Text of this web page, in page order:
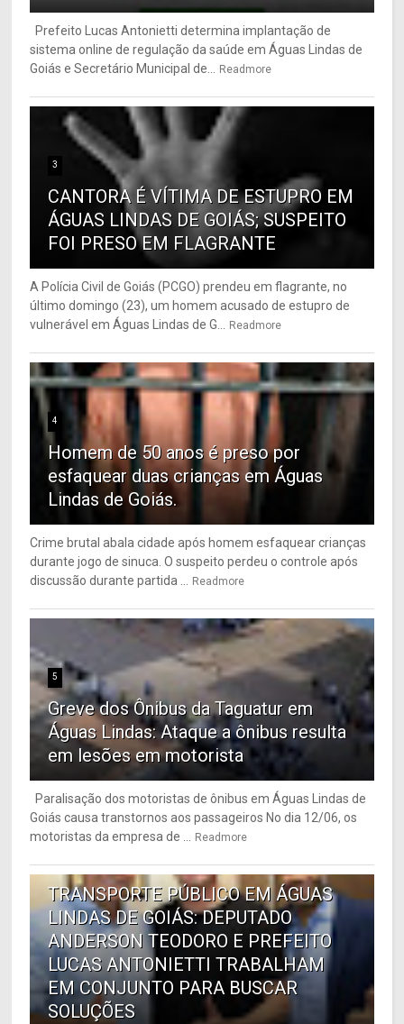
Prefeito Lucas Antonietti determina implantação de
sistema online de regulação da saúde em Águas Lindas de
Goiás e Secretário Municipal de... Readmore
3
CANTORA É VÍTIMA DE ESTUPRO EM
ÁGUAS LINDAS DE GOIÁS; SUSPEITO
FOI PRESO EM FLAGRANTE
A Polícia Civil de Goiás (PCGO) prendeu em flagrante, no
último domingo (23), um homem acusado de estupro de
vulnerável em Águas Lindas de G... Readmore
4
Homem de 50 anos é preso por
esfaquear duas crianças em Águas
Lindas de Goiás.
Crime brutal abala cidade após homem esfaquear crianças
durante jogo de sinuca. O suspeito perdeu o controle após
discussão durante partida ... Readmore
5
Greve dos Ônibus da Taguatur em
Águas Lindas: Ataque a ônibus resulta
em lesões em motorista
Paralisação dos motoristas de ônibus em Águas Lindas de
Goiás causa transtornos aos passageiros No dia 12/06, os
motoristas da empresa de ... Readmore
6
TRANSPORTE PÚBLICO EM ÁGUAS
LINDAS DE GOIÁS: DEPUTADO
ANDERSON TEODORO E PREFEITO
LUCAS ANTONIETTI TRABALHAM
EM CONJUNTO PARA BUSCAR
SOLUÇÕES